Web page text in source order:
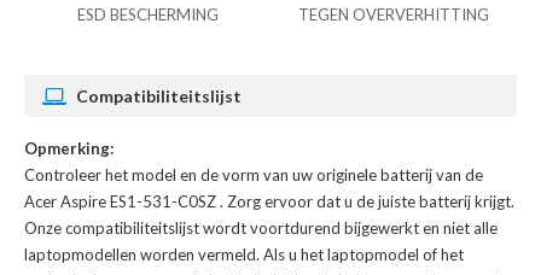
ESD BESCHERMING TEGEN OVERVERHITTING
Compatibiliteitslijst
Opmerking:
Controleer het model en de vorm van uw originele batterij van de
Acer Aspire ES1-531-C0SZ. Zorg ervoor dat u de juiste batterij krijgt.
Onze compatibiliteitslijst wordt voortdurend bijgewerkt en niet alle
laptopmodellen worden vermeld. Als u het laptopmodel of het